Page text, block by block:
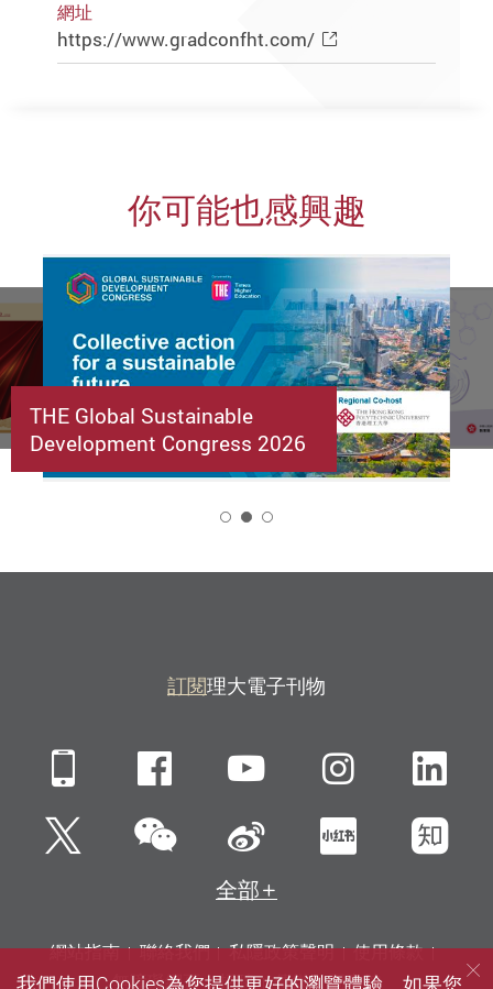
網址
https://www.gradconfht.com/
你可能也感興趣
THE Global Sustainable
Development Congress 2026
訂閱理大電子刊物
Mobile FacebookYouTube
Twitter微信 新浪微博小紅書知
全部
網站指南 聯絡我們 私隱政策聲明
使用條款
無障礙網頁
招聘 傳媒 圖書館
我們使用Cookies為您提供更好的瀏覽體驗。如果您